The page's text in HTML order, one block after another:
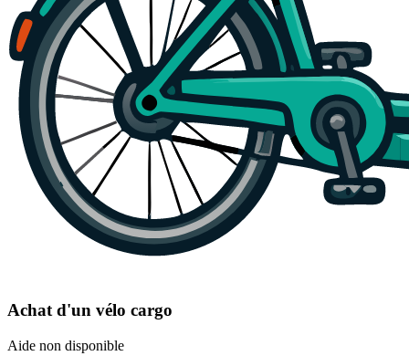
Achat d'un vélo cargo
Aide non disponible